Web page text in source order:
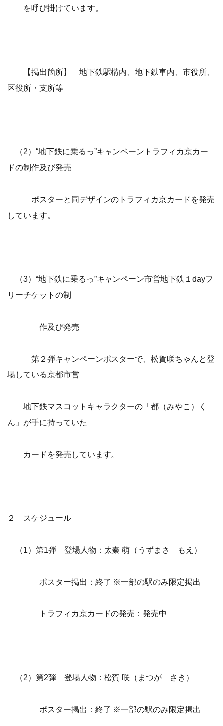
を呼び掛けています。
【掲出箇所】 地下鉄駅構内、地下鉄車内、市役所、
区役所・支所等
（2）“地下鉄に乗るっ”キャンペーントラフィカ京カー
ドの制作及び発売
ポスターと同デザインのトラフィカ京カードを発売
しています。
（3）“地下鉄に乗るっ”キャンペーン市営地下鉄１dayフ
リーチケットの制
作及び発売
第２弾キャンペーンポスターで、松賀咲ちゃんと登
場している京都市営
地下鉄マスコットキャラクターの「都（みやこ）く
ん」が手に持っていた
カードを発売しています。
２ スケジュール
（1）第1弾 登場人物：太秦 萌（うずまさ もえ）
ポスター掲出：終了 ※一部の駅のみ限定掲出
トラフィカ京カードの発売：発売中
（2）第2弾 登場人物：松賀 咲（まつが さき）
ポスター掲出：終了 ※一部の駅のみ限定掲出